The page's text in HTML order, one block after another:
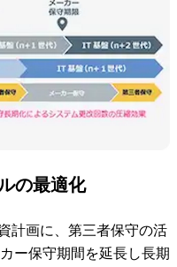
の最適化
計画に、第三者保守の活
ー保守期間を延長し長期